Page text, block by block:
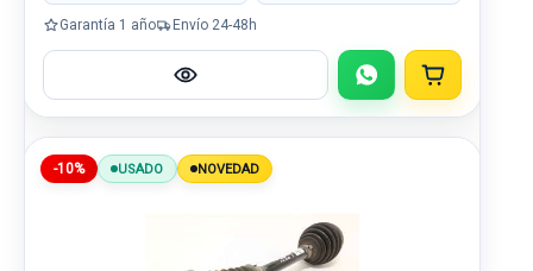
Garantía 1 año Envío 24-48h
-10% USADO NOVEDAD